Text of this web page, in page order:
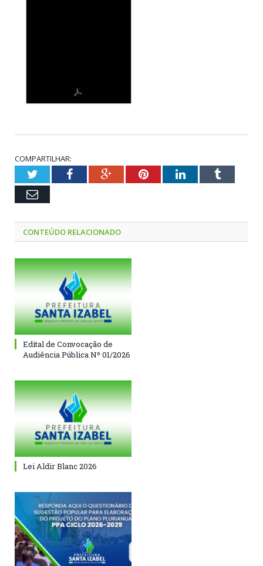
COMPARTILHAR:
TwitterFacebookGoogle+PinterestLinkedInTumblr
Email
CONTEÚDO RELACIONADO
Edital de Convocação de
Audiência Pública Nº 01/2026
Lei Aldir Blanc 2026